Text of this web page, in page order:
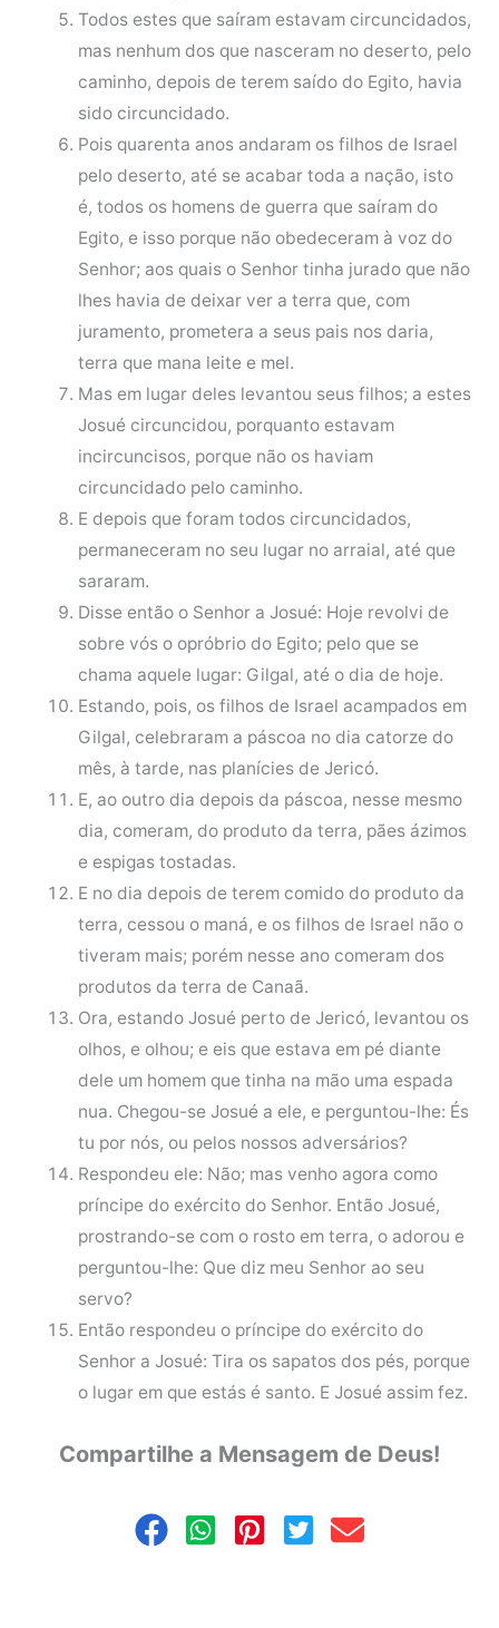
Todos estes que saíram estavam circuncidados,
mas nenhum dos que nasceram no deserto, pelo
caminho, depois de terem saído do Egito, havia
sido circuncidado.
Pois quarenta anos andaram os filhos de Israel
pelo deserto, até se acabar toda a nação, isto
é, todos os homens de guerra que saíram do
Egito, e isso porque não obedeceram à voz do
Senhor; aos quais o Senhor tinha jurado que não
lhes havia de deixar ver a terra que, com
juramento, prometera a seus pais nos daria,
terra que mana leite e mel.
Mas em lugar deles levantou seus filhos; a estes
Josué circuncidou, porquanto estavam
incircuncisos, porque não os haviam
circuncidado pelo caminho.
E depois que foram todos circuncidados,
permaneceram no seu lugar no arraial, até que
sararam.
Disse então o Senhor a Josué: Hoje revolvi de
sobre vós o opróbrio do Egito; pelo que se
chama aquele lugar: Gilgal, até o dia de hoje.
Estando, pois, os filhos de Israel acampados em
Gilgal, celebraram a páscoa no dia catorze do
mês, à tarde, nas planícies de Jericó.
E, ao outro dia depois da páscoa, nesse mesmo
dia, comeram, do produto da terra, pães ázimos
e espigas tostadas.
E no dia depois de terem comido do produto da
terra, cessou o maná, e os filhos de Israel não o
tiveram mais; porém nesse ano comeram dos
produtos da terra de Canaã.
Ora, estando Josué perto de Jericó, levantou os
olhos, e olhou; e eis que estava em pé diante
dele um homem que tinha na mão uma espada
nua. Chegou-se Josué a ele, e perguntou-lhe: És
tu por nós, ou pelos nossos adversários?
Respondeu ele: Não; mas venho agora como
príncipe do exército do Senhor. Então Josué,
prostrando-se com o rosto em terra, o adorou e
perguntou-lhe: Que diz meu Senhor ao seu
servo?
Então respondeu o príncipe do exército do
Senhor a Josué: Tira os sapatos dos pés, porque
o lugar em que estás é santo. E Josué assim fez.
Compartilhe a Mensagem de Deus!